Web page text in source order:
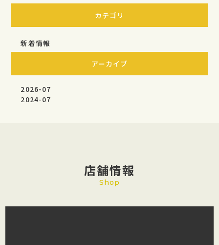
カテゴリ
新着情報
アーカイブ
2026-07
2024-07
店舗情報
Shop